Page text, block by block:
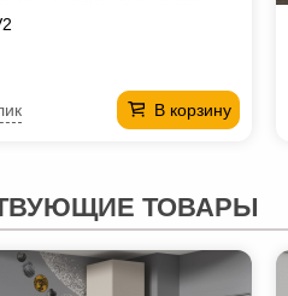
В корзину
ТОВАРЫ